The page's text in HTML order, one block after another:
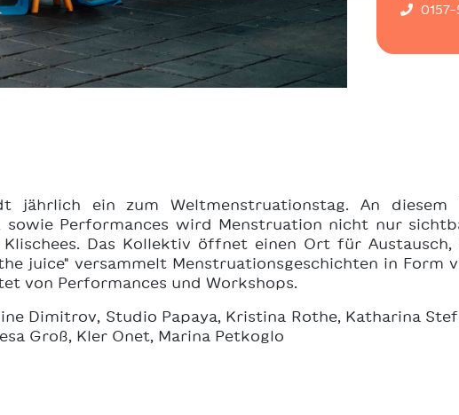
0157-
jährlich ein zum Weltmenstruationstag. An diesem
sowie Performances wird Menstruation nicht nur
Das Kollektiv öffnet einen Ort für
juice" versammelt Menstruationsgeschichten in Form
von Performances und Workshops.
Dimitrov, Studio Papaya, Kristina Rothe, Katharina
Groß, Kler Onet, Marina Petkoglo